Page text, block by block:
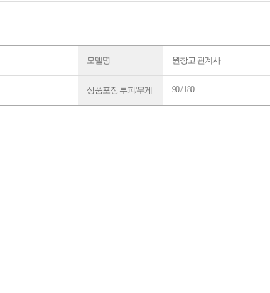
모델명 윈창고 관계사
상품포장 부피/무게 90 / 180